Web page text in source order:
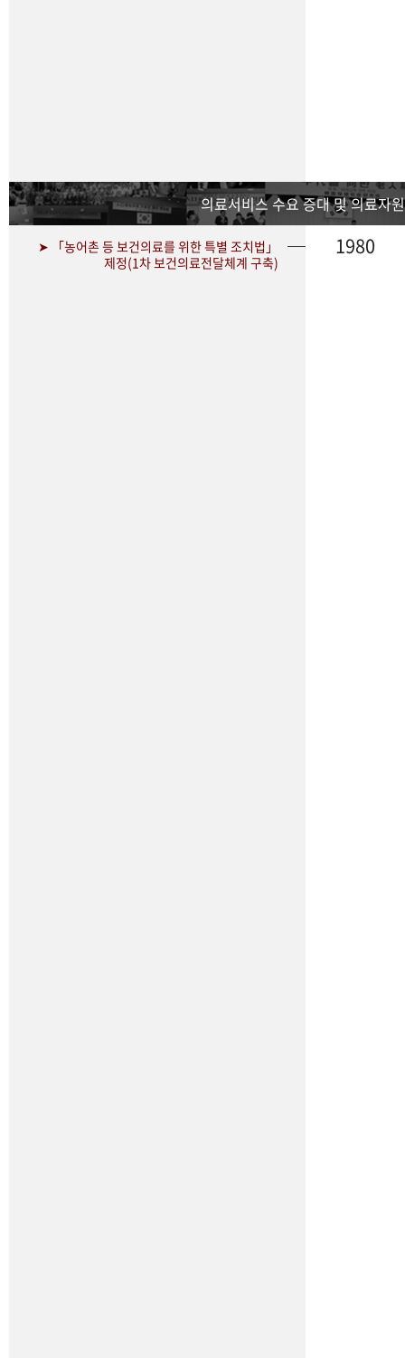
의료서비스 수요 증대 및 의료자
➤ 「농어촌 등 보건의료를 위한 특별 조치법」
제정(1차 보건의료전달체계 구축)
1980